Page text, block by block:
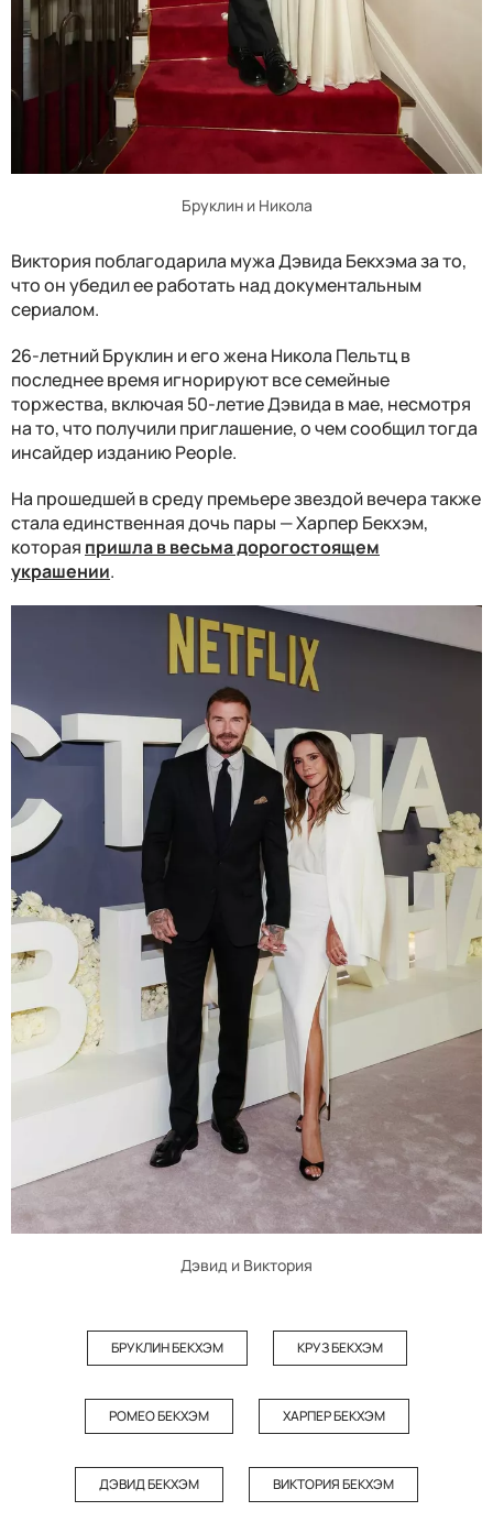
Бруклин и Никола
Виктория поблагодарила мужа Дэвида Бекхэма за то,
что он убедил ее работать над документальным
сериалом.
26-летний Бруклин и его жена Никола Пельтц в
последнее время игнорируют все семейные
торжества, включая 50-летие Дэвида в мае, несмотря
на то, что получили приглашение, о чем сообщил тогда
инсайдер изданию People.
На прошедшей в среду премьере звездой вечера также
стала единственная дочь пары — Харпер Бекхэм,
которая пришла в весьма дорогостоящем
украшении.
Дэвид и Виктория
БРУКЛИН БЕКХЭМ КРУЗ БЕКХЭМ
РОМЕО БЕКХЭМ ХАРПЕР БЕКХЭМ
ДЭВИД БЕКХЭМ ВИКТОРИЯ БЕКХЭМ